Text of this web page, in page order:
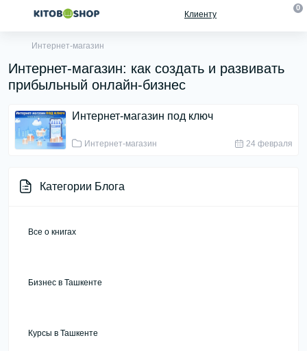
Клиенту
0
Интернет-магазин
Интернет-магазин: как создать и развивать
прибыльный онлайн-бизнес
Интернет-магазин под ключ
Интернет-магазин 24 февраля
Категории Блога
Все о книгах
Бизнес в Ташкенте
Курсы в Ташкенте